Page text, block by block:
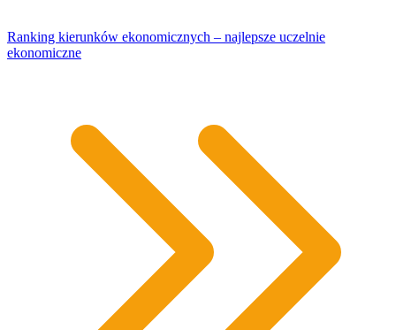
Ranking kierunków ekonomicznych – najlepsze uczelnie
ekonomiczne